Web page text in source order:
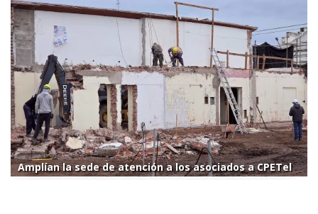
Amplían la sede de atención a los asociados a CPETel